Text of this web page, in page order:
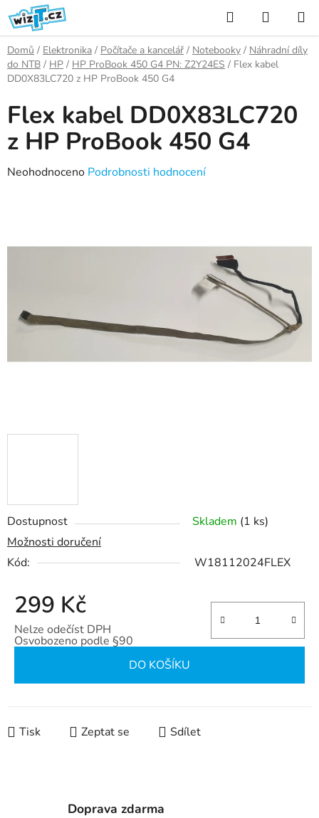
Přejít
na
obsah
Hledat
KOŠÍK
Domů / Elektronika / Počítače a kancelář / Notebooky / Náhradní díly
do NTB / HP / HP ProBook 450 G4 PN: Z2Y24ES / Flex kabel
DD0X83LC720 z HP ProBook 450 G4
Dostupnost Skladem (1 ks)
Možnosti doručení
Kód:
W18112024FLEX
299 Kč
Nelze odečíst DPH
Osvobozeno podle §90
DO KOŠÍKU
Tisk Zeptat se Sdílet
Flex kabel DD0X83LC720
z HP ProBook 450 G4
Průměrné
0,0
Neohodnoceno Podrobnosti hodnocení
Doprava zdarma